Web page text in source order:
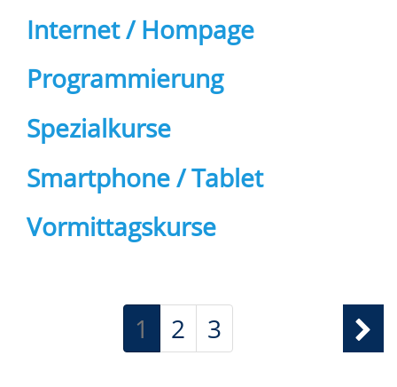
Internet / Hompage
Programmierung
Spezialkurse
Smartphone / Tablet
Vormittagskurse
1 2 3